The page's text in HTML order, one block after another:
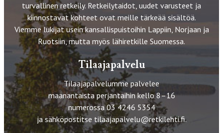
turvallinen retkeily. Retkeilytaidot, uudet varusteet ja
kiinnostavat kohteet ovat meille tärkeää sisältöä.
Viemme lukijat usein kansallispuistoihin Lappiin, Norjaan ja
Ruotsiin, mutta myös lähiretkille Suomessa.
Tilaajapalvelu
Tilaajapalvelumme palvelee
maanantaista perjantaihin kello 8–16
numerossa 03 4246 5354
ja sähköpostitse tilaajapalvelu@retkilehti.fi.